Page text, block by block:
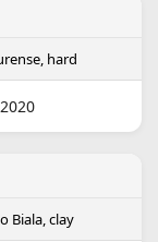
hard
Biala, clay